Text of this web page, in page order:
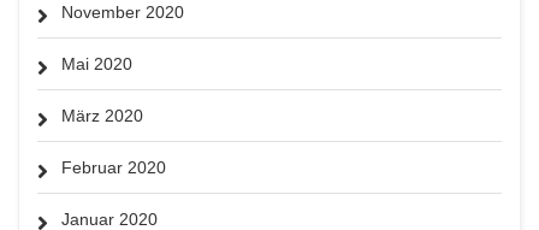
November 2020
Mai 2020
März 2020
Februar 2020
Januar 2020